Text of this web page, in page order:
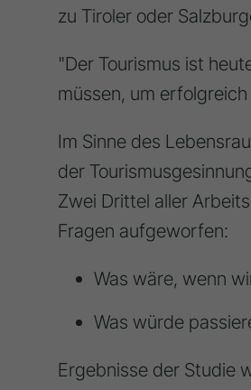
zu Tiroler oder
"Der Tourismus ist
müssen, um
Im Sinne des
der
Zwei Drittel aller
Fragen aufgeworfen:
Was wäre, wenn
Was würde
Ergebnisse der Studie